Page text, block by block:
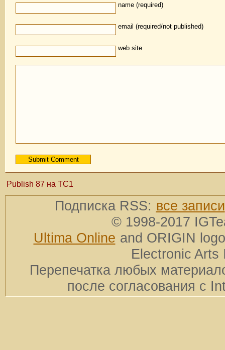
name (required)
email (required/not published)
web site
Publish 87 на TC1
Подписка RSS: все записи
© 1998-2017
Ultima Online and ORIGIN
Electronic Arts
Перепечатка любых
после согласования с